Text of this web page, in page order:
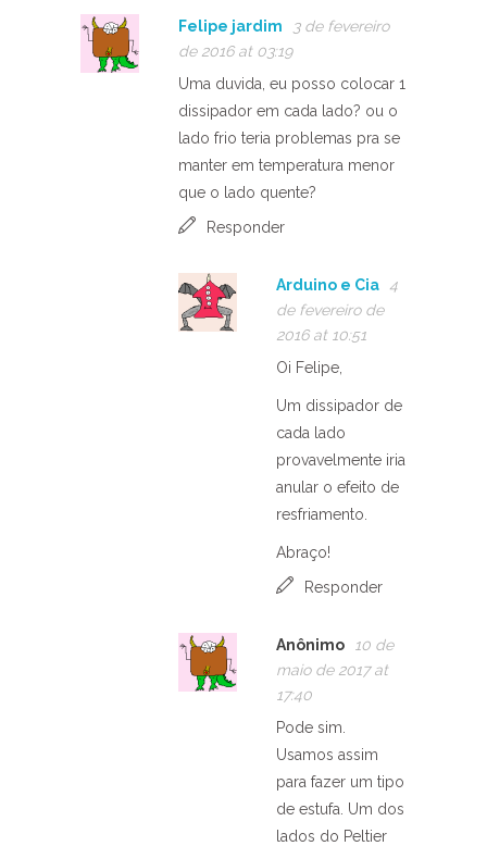
Felipe jardim
3 de fevereiro
de 2016 at 03:19
Uma duvida, eu posso colocar 1
dissipador em cada lado? ou o
lado frio teria problemas pra se
manter em temperatura menor
que o lado quente?
Responder
Arduino e Cia
4
de fevereiro de
2016 at 10:51
Oi Felipe,
Um dissipador de
cada lado
provavelmente iria
anular o efeito de
resfriamento.
Abraço!
Responder
Anônimo
10 de
maio de 2017 at
17:40
Pode sim.
Usamos assim
para fazer um tipo
de estufa. Um dos
lados do Peltier